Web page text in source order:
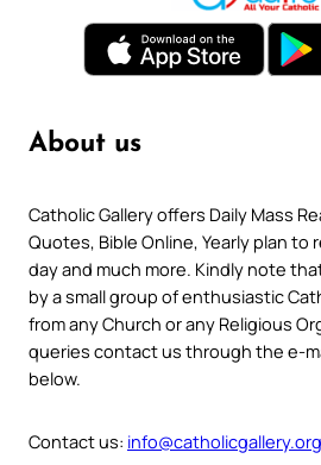
About us
Catholic Gallery offers Daily Mass
Quotes, Bible Online, Yearly plan to
day and much more. Kindly note
by a small group of enthusiastic
from any Church or any Religious
queries contact us through the e-
below.
Contact us: info@catholicgallery.org